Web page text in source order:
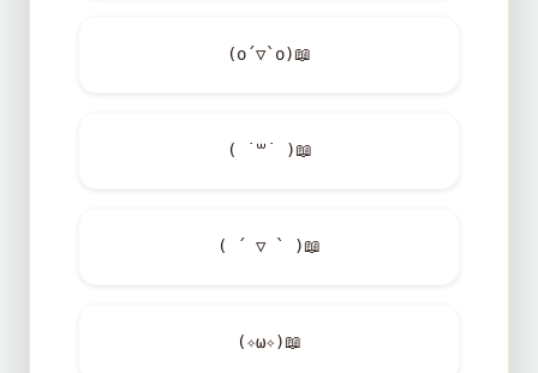
(o´▽`o)📖
( ˙꒳​˙ )📖
( ´ ▽ ` )📖
(✧ω✧)📖